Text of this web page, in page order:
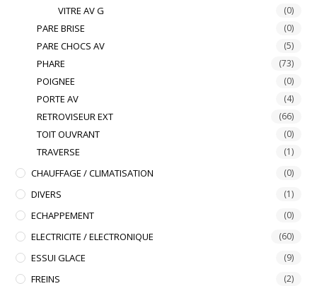
VITRE AV G (0)
PARE BRISE (0)
PARE CHOCS AV (5)
PHARE (73)
POIGNEE (0)
PORTE AV (4)
RETROVISEUR EXT (66)
TOIT OUVRANT (0)
TRAVERSE (1)
CHAUFFAGE / CLIMATISATION (0)
DIVERS (1)
ECHAPPEMENT (0)
ELECTRICITE / ELECTRONIQUE (60)
ESSUI GLACE (9)
FREINS (2)